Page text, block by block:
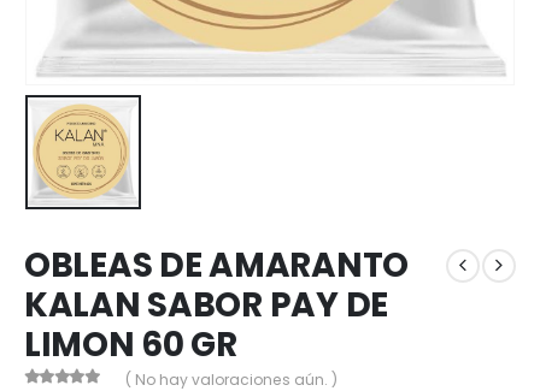
OBLEAS DE AMARANTO
KALAN SABOR PAY DE
LIMON 60 GR
( No hay valoraciones aún. )